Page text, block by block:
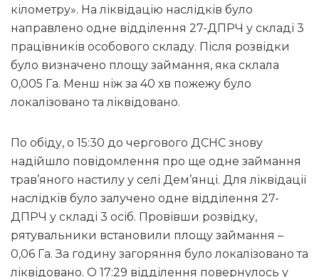
кілометру». На ліквідацію наслідків було
направлено одне відділення 27-ДПРЧ у складі 3
працівників особового складу. Після розвідки
було визначено площу займання, яка склала
0,005 Га. Менш ніж за 40 хв пожежу було
локалізовано та ліквідовано.
По обіду, о 15:30 до чергового ДСНС знову
надійшло повідомлення про ще одне займання
трав’яного настилу у селі Дем’янці. Для ліквідації
наслідків було залучено одне відділення 27-
ДПРЧ у складі 3 осіб. Провівши розвідку,
рятувальники встановили площу займання –
0,06 Га. За годину загоряння було локалізовано та
ліквідовано. О 17:29 відділення повернулось у